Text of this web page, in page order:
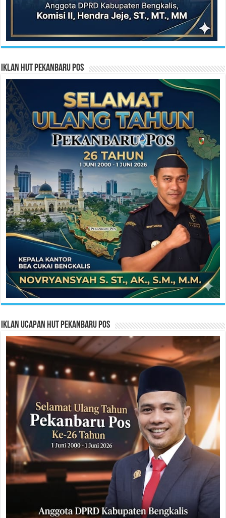
Iklan HUT Pekanbaru Pos
Iklan Ucapan HUT Pekanbaru Pos